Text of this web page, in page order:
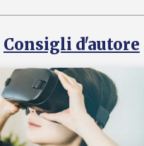
Consigli d'autore